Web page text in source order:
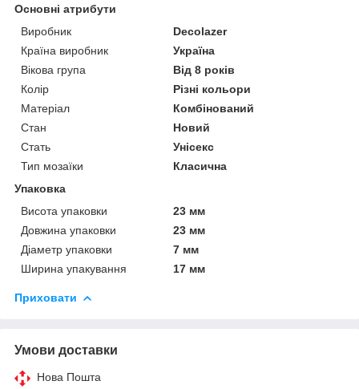
Основні атрибути
Виробник
Decolazer
Країна виробник
Україна
Вікова група
Від 8 років
Колір
Різні кольори
Матеріал
Комбінований
Стан
Новий
Стать
Унісекс
Тип мозаїки
Класична
Упаковка
Висота упаковки
23 мм
Довжина упаковки
23 мм
Діаметр упаковки
7 мм
Ширина упакування
17 мм
Приховати
Умови доставки
Нова Пошта